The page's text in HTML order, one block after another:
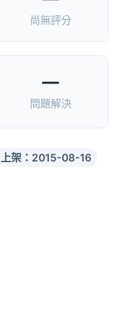
尚無評分
—
問題解決
上架：2015-08-16